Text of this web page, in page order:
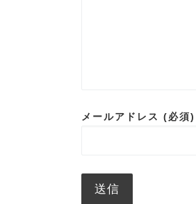
メールアドレス (必須)